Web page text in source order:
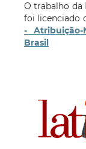
O trabalho da
foi licenciado
- Atribuição-
Brasil